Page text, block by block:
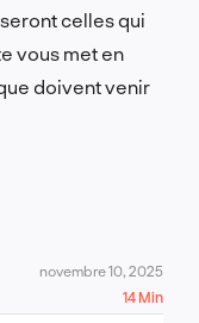
celles qui
vous met en
doivent venir
novembre 10, 2025
14 Min